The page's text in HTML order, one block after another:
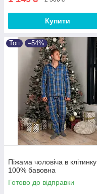
Купити
Топ –54%
Піжама чоловіча в клітинку
100% бавовна
Готово до відправки